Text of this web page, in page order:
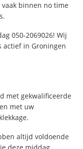
binnen no time
050-2069026! Wij
actief in Groningen
met gekwalificeerde
met uw
altijd voldoende
deze middag